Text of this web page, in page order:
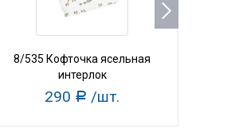
8/535 Кофточка ясельная
интерлок
290 Р /шт.